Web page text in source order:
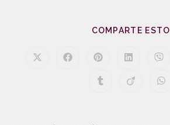
COMPARTE ESTO